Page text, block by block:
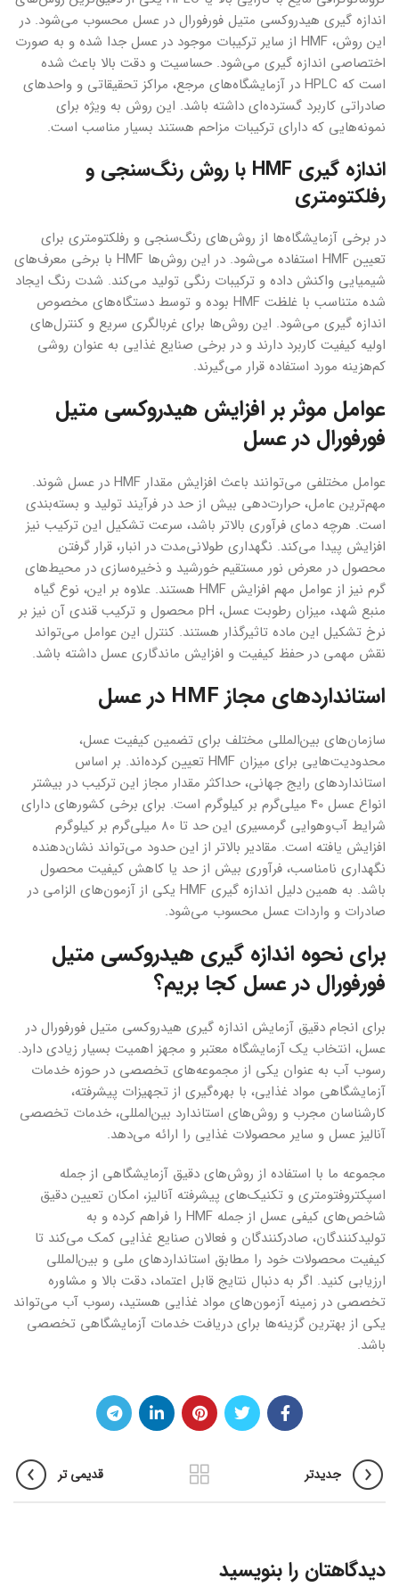
اندازه گیری هیدروکسی متیل فورفورال در عسل محسوب می‌شود. در
این روش، HMF از سایر ترکیبات موجود در عسل جدا شده و به صورت
اختصاصی اندازه گیری می‌شود. حساسیت و دقت بالا باعث شده
است که HPLC در آزمایشگاه‌های مرجع، مراکز تحقیقاتی و واحدهای
صادراتی کاربرد گسترده‌ای داشته باشد. این روش به ویژه برای
نمونه‌هایی که دارای ترکیبات مزاحم هستند بسیار مناسب است.
اندازه گیری HMF با روش رنگ‌سنجی و
رفلکتومتری
در برخی آزمایشگاه‌ها از روش‌های رنگ‌سنجی و رفلکتومتری برای
تعیین HMF استفاده می‌شود. در این روش‌ها HMF با برخی معرف‌های
شیمیایی واکنش داده و ترکیبات رنگی تولید می‌کند. شدت رنگ ایجاد
شده متناسب با غلظت HMF بوده و توسط دستگاه‌های مخصوص
اندازه گیری می‌شود. این روش‌ها برای غربالگری سریع و کنترل‌های
اولیه کیفیت کاربرد دارند و در برخی صنایع غذایی به عنوان روشی
کم‌هزینه مورد استفاده قرار می‌گیرند.
عوامل موثر بر افزایش هیدروکسی متیل
فورفورال در عسل
عوامل مختلفی می‌توانند باعث افزایش مقدار HMF در عسل شوند.
مهم‌ترین عامل، حرارت‌دهی بیش از حد در فرآیند تولید و بسته‌بندی
است. هرچه دمای فرآوری بالاتر باشد، سرعت تشکیل این ترکیب نیز
افزایش پیدا می‌کند. نگهداری طولانی‌مدت در انبار، قرار گرفتن
محصول در معرض نور مستقیم خورشید و ذخیره‌سازی در محیط‌های
گرم نیز از عوامل مهم افزایش HMF هستند. علاوه بر این، نوع گیاه
منبع شهد، میزان رطوبت عسل، pH محصول و ترکیب قندی آن نیز بر
نرخ تشکیل این ماده تاثیرگذار هستند. کنترل این عوامل می‌تواند
نقش مهمی در حفظ کیفیت و افزایش ماندگاری عسل داشته باشد.
استانداردهای مجاز HMF در عسل
سازمان‌های بین‌المللی مختلف برای تضمین کیفیت عسل،
محدودیت‌هایی برای میزان HMF تعیین کرده‌اند. بر اساس
استانداردهای رایج جهانی، حداکثر مقدار مجاز این ترکیب در بیشتر
انواع عسل 40 میلی‌گرم بر کیلوگرم است. برای برخی کشورهای دارای
شرایط آب‌وهوایی گرمسیری این حد تا 80 میلی‌گرم بر کیلوگرم
افزایش یافته است. مقادیر بالاتر از این حدود می‌تواند نشان‌دهنده
نگهداری نامناسب، فرآوری بیش از حد یا کاهش کیفیت محصول
باشد. به همین دلیل اندازه گیری HMF یکی از آزمون‌های الزامی در
صادرات و واردات عسل محسوب می‌شود.
برای نحوه اندازه گیری هیدروکسی متیل
فورفورال در عسل کجا بریم؟
برای انجام دقیق آزمایش اندازه گیری هیدروکسی متیل فورفورال در
عسل، انتخاب یک آزمایشگاه معتبر و مجهز اهمیت بسیار زیادی دارد.
رسوب آب به عنوان یکی از مجموعه‌های تخصصی در حوزه خدمات
آزمایشگاهی مواد غذایی، با بهره‌گیری از تجهیزات پیشرفته،
کارشناسان مجرب و روش‌های استاندارد بین‌المللی، خدمات تخصصی
آنالیز عسل و سایر محصولات غذایی را ارائه می‌دهد.
مجموعه ما با استفاده از روش‌های دقیق آزمایشگاهی از جمله
اسپکتروفتومتری و تکنیک‌های پیشرفته آنالیز، امکان تعیین دقیق
شاخص‌های کیفی عسل از جمله HMF را فراهم کرده و به
تولیدکنندگان، صادرکنندگان و فعالان صنایع غذایی کمک می‌کند تا
کیفیت محصولات خود را مطابق استانداردهای ملی و بین‌المللی
ارزیابی کنید. اگر به دنبال نتایج قابل اعتماد، دقت بالا و مشاوره
تخصصی در زمینه آزمون‌های مواد غذایی هستید، رسوب آب می‌تواند
یکی از بهترین گزینه‌ها برای دریافت خدمات آزمایشگاهی تخصصی
باشد.
جدیدتر قدیمی تر
دیدگاهتان را بنویسید